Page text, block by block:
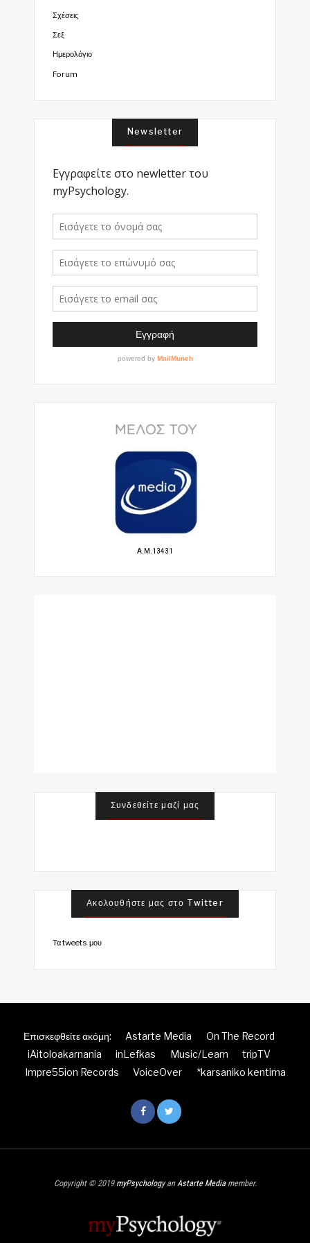
Σχέσεις
Σεξ
Ημερολόγιο
Forum
Newsletter
A.M.13431
Συνδεθείτε μαζί μας
Ακολουθήστε μας στο Twitter
Τα tweets μου
Επισκεφθείτε ακόμη: Astarte Media
On The Record
iAitoloakarnania
inLefkas Music/Learn
tripTV
Impre55ion Records
VoiceOver *karsaniko kentima
Copyright © 2019 myPsychologyanAstarte Mediamember.